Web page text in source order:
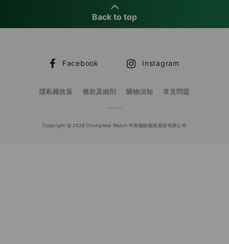
Back to top
Facebook Instagram
隱私權政策 條款及細則 購物須知 常見問題
Copyright @ 2026 Chung Mei Watch 中美鐘錶眼鏡股份有限公司